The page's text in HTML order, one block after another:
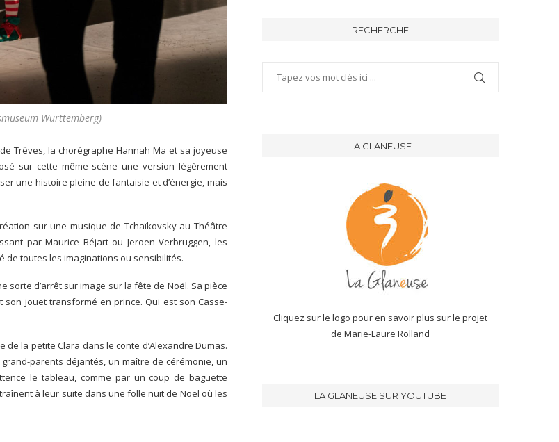
Württemberg)
Trêves, la chorégraphe Hannah Ma et sa joyeuse
sur cette même scène une version légèrement
une histoire pleine de fantaisie et d’énergie, mais
sur une musique de Tchaïkovsky au Théâtre
par Maurice Béjart ou Jeroen Verbruggen, les
de toutes les imaginations ou sensibilités.
sorte d’arrêt sur image sur la fête de Noël. Sa pièce
jouet transformé en prince. Qui est son Casse-
la petite Clara dans le conte d’Alexandre Dumas.
parents déjantés, un maître de cérémonie, un
le tableau, comme par un coup de baguette
à leur suite dans une folle nuit de Noël où les
RECHERCHE
LA GLANEUSE
Cliquez sur le logo pour en savoir plus sur le projet
de Marie-Laure Rolland
LA GLANEUSE SUR YOUTUBE